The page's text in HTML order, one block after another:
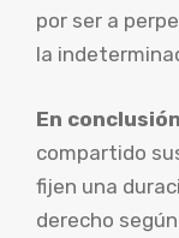
por ser a
la
En
compartido
fijen una
derecho